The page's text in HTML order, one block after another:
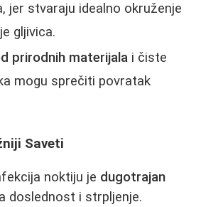
jer stvaraju idealno okruženje
gljivica.
prirodnih materijala i čiste
mogu sprečiti povratak
Saveti
noktiju je dugotrajan
doslednost i strpljenje.